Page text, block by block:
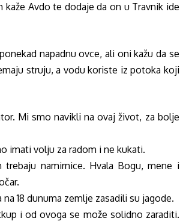
Avdo te dodaje da on u Travnik ide
napadnu ovce, ali oni kažu da se
struju, a vodu koriste iz potoka koji
Mi smo navikli na ovaj život, za bolje
imati volju za radom i ne kukati.
trebaju namirnice. Hvala Bogu, mene i
18 dunuma zemlje zasadili su jagode.
i od ovoga se može solidno zaraditi.